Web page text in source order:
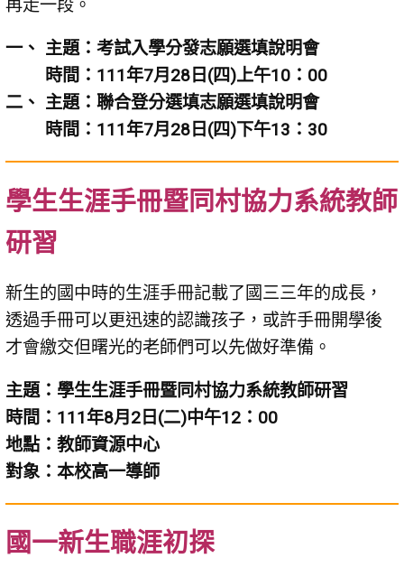
再走一段。
主題：考試入學分發志願選填說明會
時間：111年7月28日(四)上午10：00
主題：聯合登分選填志願選填說明會
時間：111年7月28日(四)下午13：30
學生生涯手冊暨同村協力系統教師
研習
新生的國中時的生涯手冊記載了國三三年的成長，
透過手冊可以更迅速的認識孩子，或許手冊開學後
才會繳交但曙光的老師們可以先做好準備。
主題：學生生涯手冊暨同村協力系統教師研習
時間：111年8月2日(二)中午12：00
地點：教師資源中心
對象：本校高一導師
國一新生職涯初探